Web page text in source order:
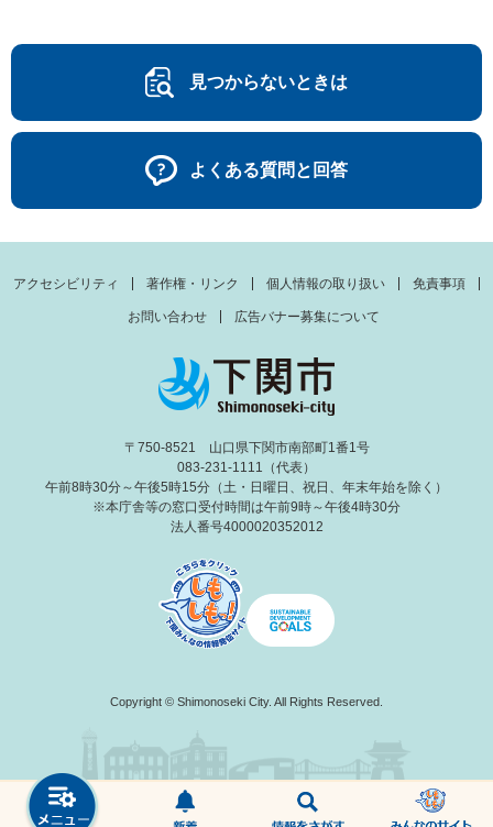
見つからないときは
よくある質問と回答
アクセシビリティ 著作権・リンク 個人情報の取り扱い 免責事項
お問い合わせ 広告バナー募集について
〒750-8521 山口県下関市南部町1番1号
083-231-1111（代表）
午前8時30分～午後5時15分（土・日曜日、祝日、年末年始を除く）
※本庁舎等の窓口受付時間は午前9時～午後4時30分
法人番号4000020352012
Copyright © Shimonoseki City. All Rights Reserved.